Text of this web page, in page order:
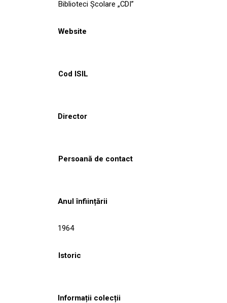
Biblioteci Școlare „CDI”
Website
Cod ISIL
Director
Persoană de contact
Anul înființării
1964
Istoric
Informații colecții